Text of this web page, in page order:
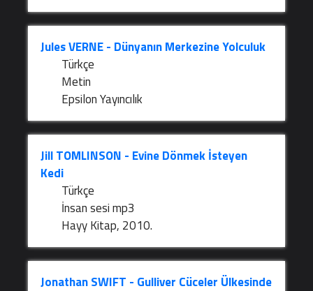
Jules VERNE - Dünyanın Merkezine Yolculuk
Türkçe
Metin
Epsilon Yayıncılık
Jill TOMLINSON - Evine Dönmek İsteyen
Kedi
Türkçe
İnsan sesi mp3
Hayy Kitap, 2010.
Jonathan SWIFT - Gulliver Cüceler Ülkesinde